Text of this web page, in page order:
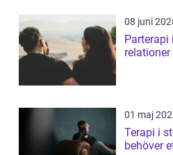
08 juni
Parterapi
01 maj
Terapi i
behöver